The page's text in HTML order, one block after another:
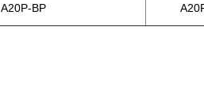
A20P-BP